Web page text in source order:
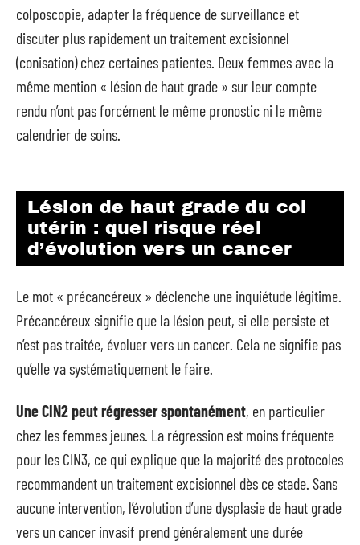
colposcopie, adapter la fréquence de surveillance et
discuter plus rapidement un traitement excisionnel
(conisation) chez certaines patientes. Deux femmes avec la
même mention « lésion de haut grade » sur leur compte
rendu n’ont pas forcément le même pronostic ni le même
calendrier de soins.
Lésion de haut grade du col
utérin : quel risque réel
d’évolution vers un cancer
Le mot « précancéreux » déclenche une inquiétude légitime.
Précancéreux signifie que la lésion peut, si elle persiste et
n’est pas traitée, évoluer vers un cancer. Cela ne signifie pas
qu’elle va systématiquement le faire.
Une CIN2 peut régresser spontanément, en particulier
chez les femmes jeunes. La régression est moins fréquente
pour les CIN3, ce qui explique que la majorité des protocoles
recommandent un traitement excisionnel dès ce stade. Sans
aucune intervention, l’évolution d’une dysplasie de haut grade
vers un cancer invasif prend généralement une durée